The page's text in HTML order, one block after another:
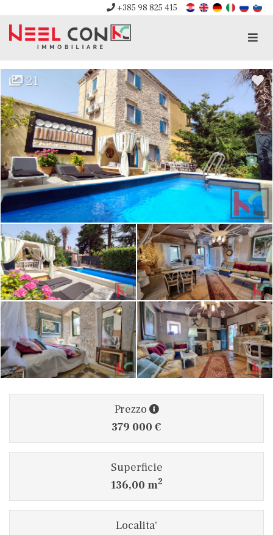
+385 98 825 415
21
Prezzo
379 000 €
Superficie
136,00 m2
Localita'